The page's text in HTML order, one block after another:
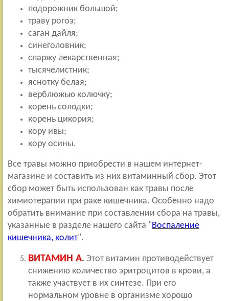
подорожник большой;
траву рогоз;
саган дайля;
синеголовник;
спаржу лекарственная;
тысячелистник;
яснотку белая;
верблюжью колючку;
корень солодки;
корень цикория;
кору ивы;
кору осины.
Все травы можно приобрести в нашем интернет-
магазине и составить из них витаминный сбор. Этот
сбор может быть использован как травы после
химиотерапии при раке кишечника. Особенно надо
обратить внимание при составлении сбора на травы,
указанные в разделе нашего сайта "Воспаление
кишечника, колит".
ВИТАМИН А. Этот витамин противодействует
снижению количество эритроцитов в крови, а
также участвует в их синтезе. При его
нормальном уровне в организме хорошо